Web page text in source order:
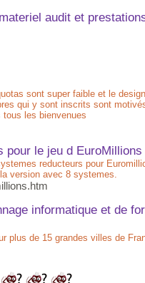
audit et
sont super faible et le
qui y sont inscrits sont
les bienvenues
pour le jeu d EuroMillions
reducteurs pour
version avec 8 systemes.
informatique et de
plus de 15 grandes villes de